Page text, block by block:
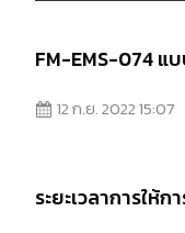
FM-EMS-074 แ
12 ก.ย. 2022 15:07
ระยะเวลาการให้